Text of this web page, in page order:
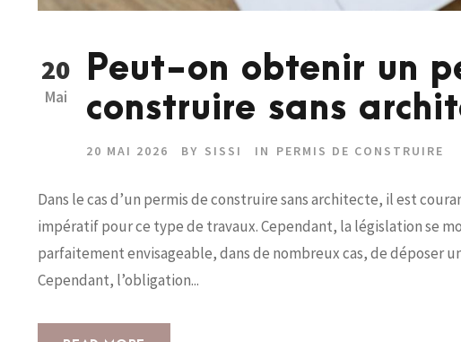
20
Mai
Peut-on obtenir un
construire sans
20 MAI 2026 BY SISSI IN PERMIS DE CONSTRUIRE
Dans le cas d’un permis de construire sans architecte, il est
impératif pour ce type de travaux. Cependant, la législation se
parfaitement envisageable, dans de nombreux cas, de déposer
Cependant, l’obligation...